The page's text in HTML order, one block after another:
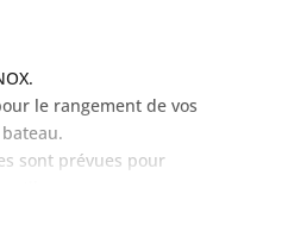
le rangement de vos
sont prévues pour